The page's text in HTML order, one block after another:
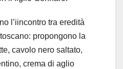
l’iincontro tra eredità
propongono la
cavolo nero saltato,
crema di aglio